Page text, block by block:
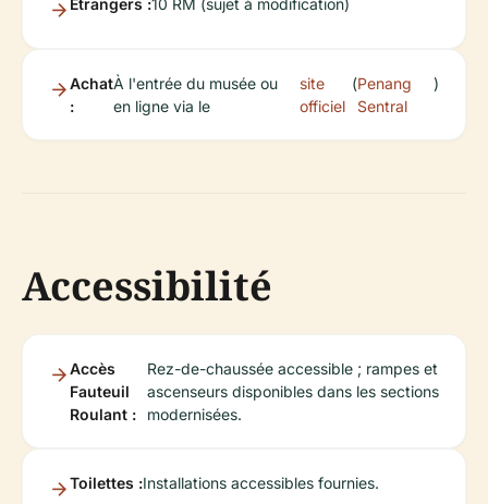
Étrangers :10 RM (sujet à modification)
Achat
:
À l'entrée du musée ou
en ligne via le
site
officiel
(Penang
Sentral
)
Accessibilité
Accès
Fauteuil
Roulant :
Rez-de-chaussée accessible ; rampes et
ascenseurs disponibles dans les sections
modernisées.
Toilettes :Installations accessibles fournies.